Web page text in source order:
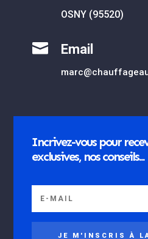
OSNY (95520)
 Email
Incrivez-vous pour
exclusives, nos conseils...
JE M'INSCRIS À LA